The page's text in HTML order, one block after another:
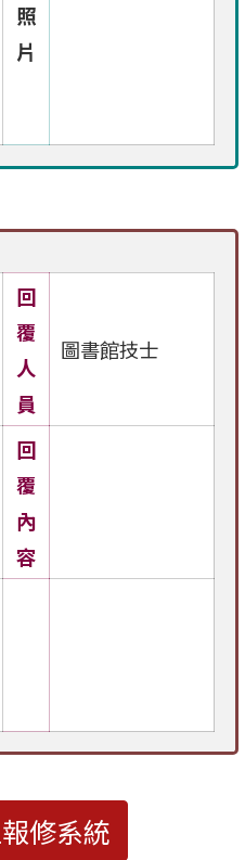
照
片
回
覆
人
員
圖書館技士
回
覆
內
容
修系統